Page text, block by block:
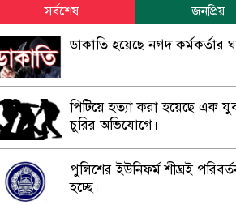
সর্বশেষ জনপ্রিয়
ডাকাতি হয়েছে নগদ কর্মকর্তার
পিটিয়ে হত্যা করা হয়েছে এক
চুরির অভিযোগে।
পুলিশের ইউনিফর্ম শীঘ্রই
হচ্ছে।